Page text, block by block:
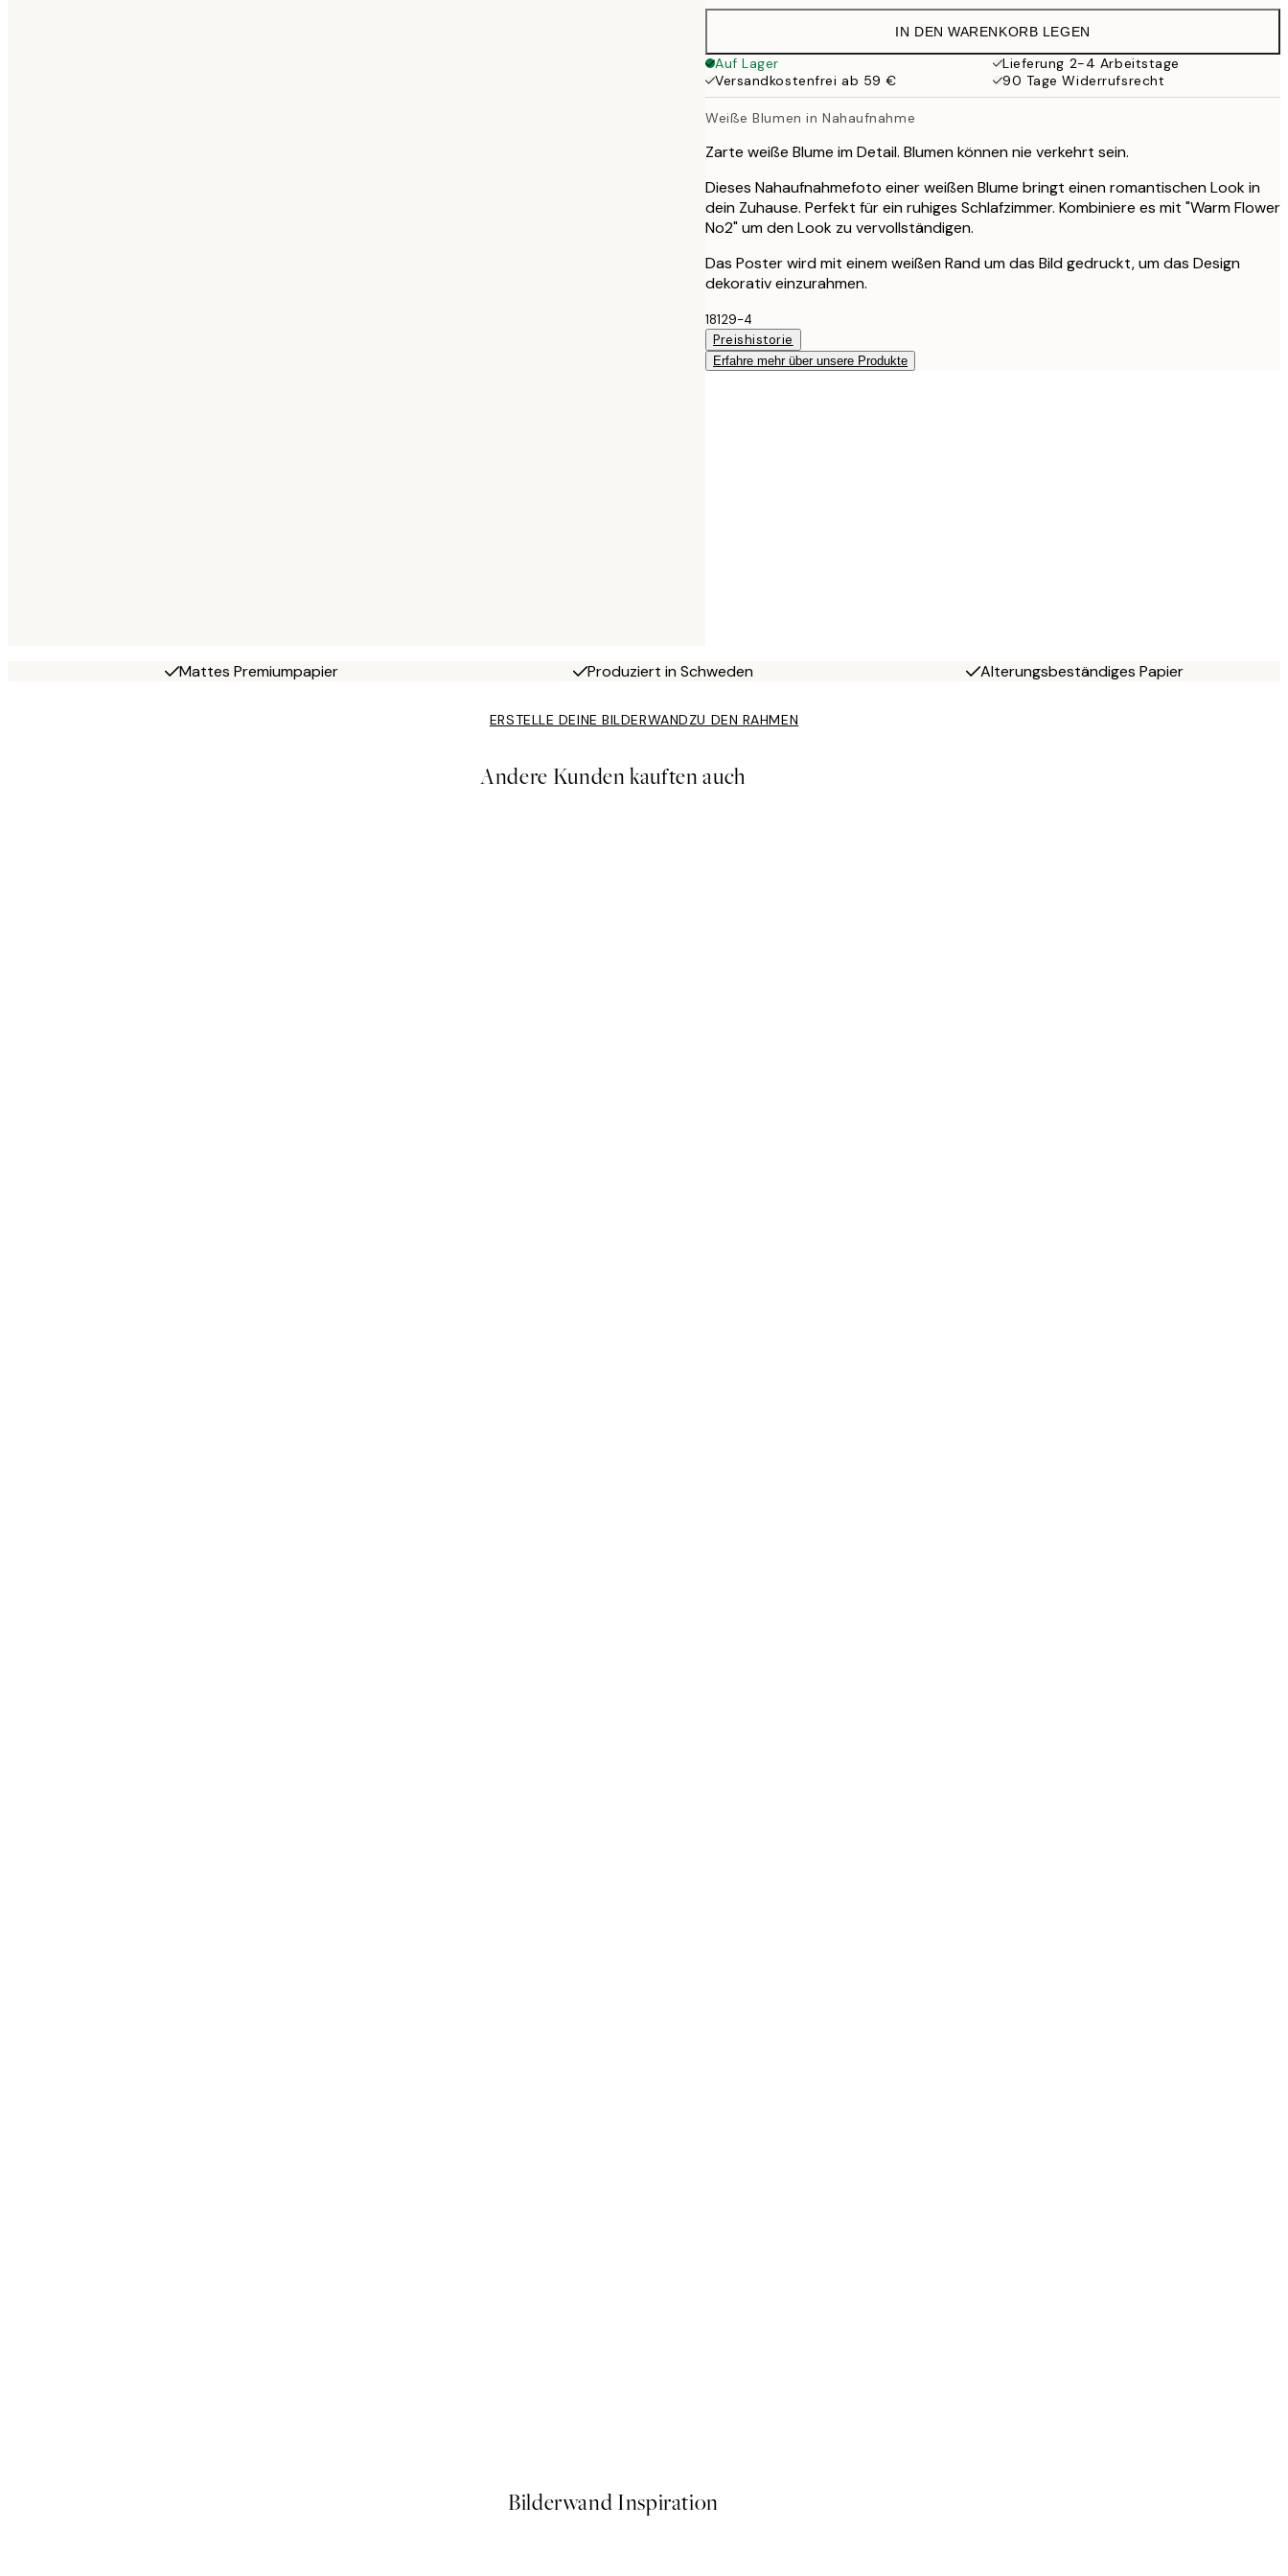
19,95 €
27,45 €
50x70 cm
32,45 €
IN DEN WARENKORB LEGEN
Auf Lager
Lieferung 2-4 Arbeitstage
Versandkostenfrei ab 59 €
90 Tage Widerrufsrecht
Weiße Blumen in Nahaufnahme
Zarte weiße Blume im Detail. Blumen können nie verkehrt sein.
Dieses Nahaufnahmefoto einer weißen Blume bringt einen romantischen Look in
dein Zuhause. Perfekt für ein ruhiges Schlafzimmer. Kombiniere es mit "Warm Flower
No2" um den Look zu vervollständigen.
Das Poster wird mit einem weißen Rand um das Bild gedruckt, um das Design
dekorativ einzurahmen.
18129-4
Preishistorie
Erfahre mehr über unsere Produkte
Mattes Premiumpapier Produziert in Schweden Alterungsbeständiges Papier
ERSTELLE DEINE BILDERWANDZU DEN RAHMEN
Andere Kunden kauften auch
Bilderwand Inspiration